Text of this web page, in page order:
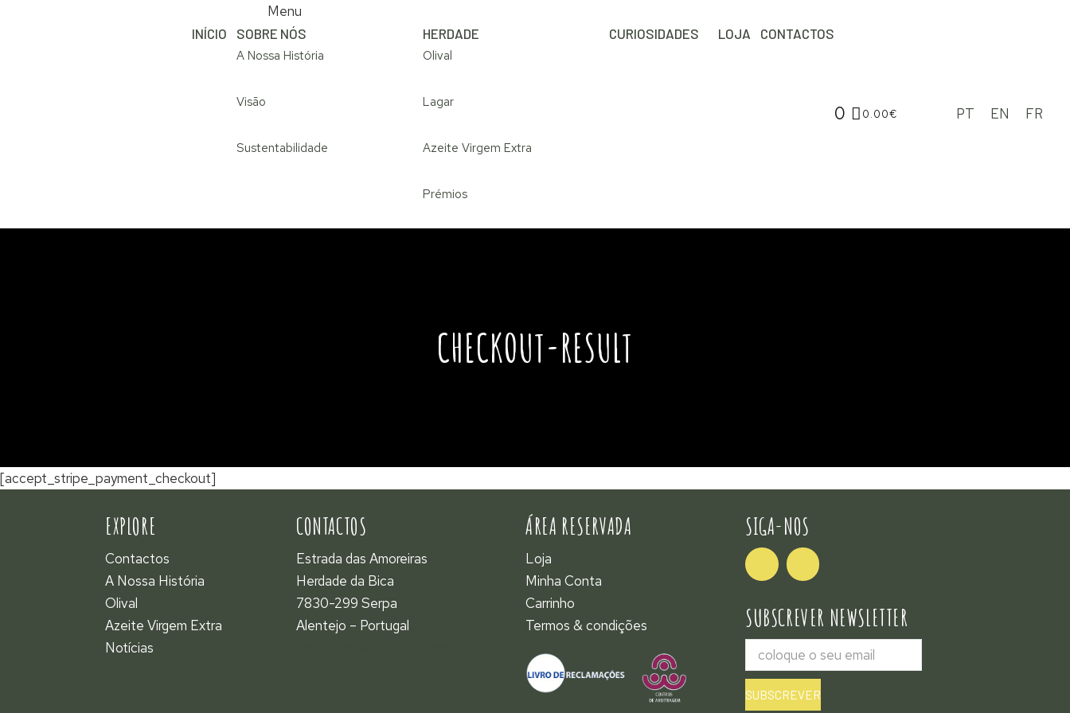
Menu
INÍCIO
SOBRE NÓS
A Nossa História
Visão
Sustentabilidade
HERDADE
Olival
Lagar
Azeite Virgem Extra
Prémios
CURIOSIDADES LOJA CONTACTOS
0.00€
0 PT EN FR
CHECKOUT-RESULT
[accept_stripe_payment_checkout]
EXPLORE
Contactos
A Nossa História
Olival
Azeite Virgem Extra
Notícias
CONTACTOS
Estrada das Amoreiras
Herdade da Bica
7830-299 Serpa
Alentejo – Portugal
ÁREA RESERVADA
Loja
Minha Conta
Carrinho
Termos & condições
SIGA-NOS
SUBSCREVER NEWSLETTER
SUBSCREVER